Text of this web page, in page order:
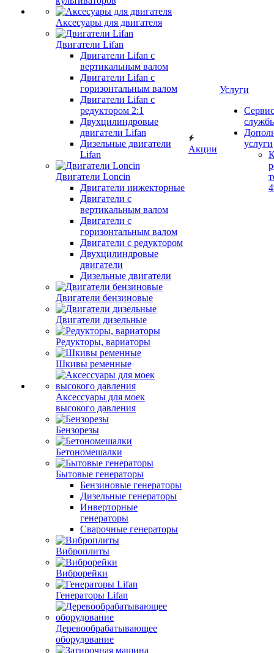
Аксесуары для двигателя
Двигатели Lifan
Двигатели Lifan с
вертикальным валом
Двигатели Lifan с
горизонтальным валом
Двигатели Lifan с
редуктором 2:1
Двухцилиндровые
двигатели Lifan
Дизельные двигатели
Lifan
Двигатели Loncin
Двигатели инжекторные
Двигатели с
вертикальным валом
Двигатели с
горизонтальным валом
Двигатели с редуктором
Двухцилиндровые
двигатели
Дизельные двигатели
Двигатели бензиновые
Двигатели дизельные
Редукторы, вариаторы
Шкивы ременные
Аксессуары для моек
высокого давления
Бензорезы
Бетономешалки
Бытовые генераторы
Бензиновые генераторы
Дизельные генераторы
Инверторные
генераторы
Сварочные генераторы
Виброплиты
Виброрейки
Генераторы Lifan
Деревообрабатывающее
оборудование
Акции
Услуги
услуги